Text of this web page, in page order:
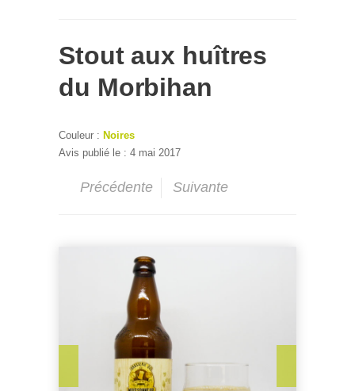
Stout aux huîtres
du Morbihan
Couleur : Noires
Avis publié le : 4 mai 2017
Précédente Suivante